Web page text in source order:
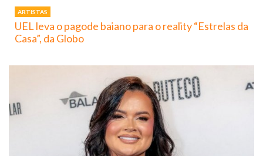
ARTISTAS
UEL leva o pagode baiano para o reality “Estrelas da
Casa”, da Globo